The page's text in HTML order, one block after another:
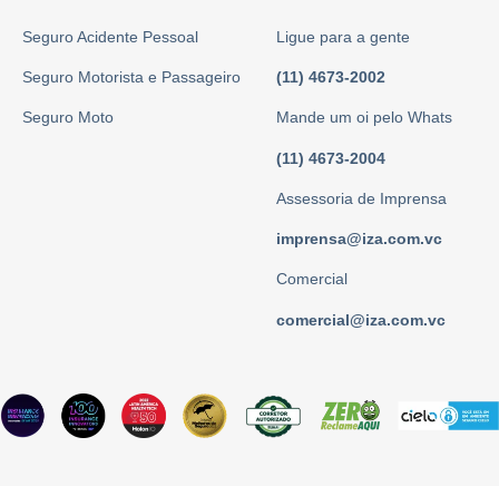
Seguro Acidente Pessoal
Seguro Motorista e Passageiro
Seguro Moto
Ligue para a gente
(11) 4673-2002
Mande um oi pelo Whats
(11) 4673-2004
Assessoria de Imprensa
imprensa@iza.com.vc
Comercial
comercial@iza.com.vc